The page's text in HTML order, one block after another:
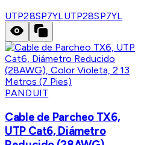
UTP28SP7YLUTP28SP7YL
PANDUIT
Cable de Parcheo TX6,
UTP Cat6, Diámetro